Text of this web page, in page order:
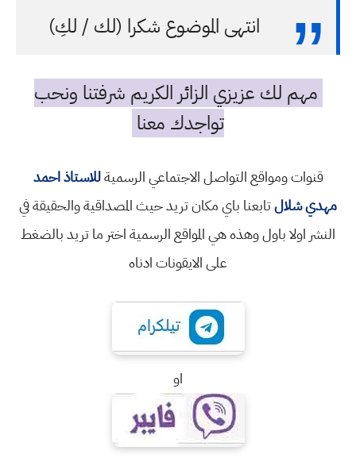
انتهى الموضوع شكرا (لك / لكِ)
مهم لك عزيزي الزائر الكريم شرفتنا ونحب
تواجدك معنا
قنوات ومواقع التواصل الاجتماعي الرسميةللاستاذ احمد
مهدي شلالتابعنا باي مكان تريد حيث المصداقية والحقيقة في
النشر اولا باول وهذه هي المواقع الرسمية اختر ما تريد بالضغط
على الايقونات ادناه
او